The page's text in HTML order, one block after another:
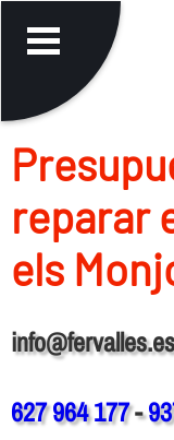
reparar
els
info@fervalles.es
627 964 177-